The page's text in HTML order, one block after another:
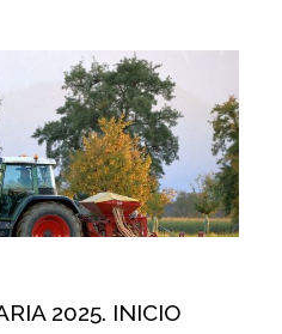
2025. INICIO